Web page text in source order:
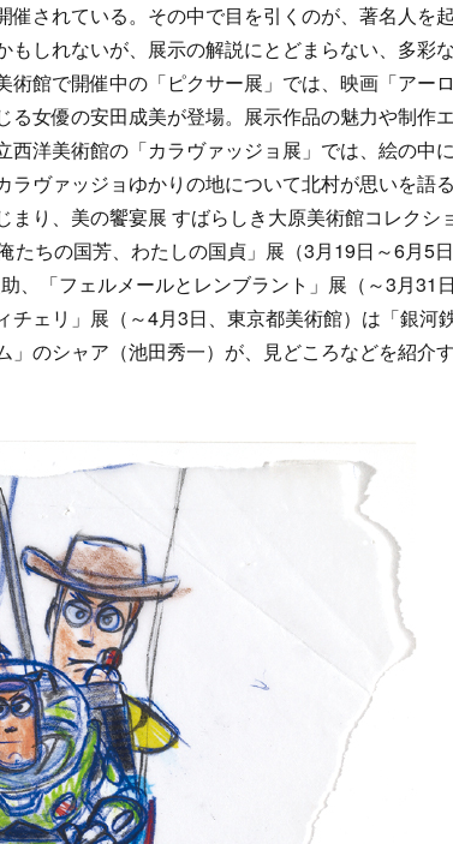
催されている。その中で目を引くのが、著名人を
しれないが、展示の解説にとどまらない、多彩
館で開催中の「ピクサー展」では、映画「アー
る女優の安田成美が登場。展示作品の魅力や制作
洋美術館の「カラヴァッジョ展」では、絵の中
ヴァッジョゆかりの地について北村が思いを語
り、美の饗宴展 すばらしき大原美術館コレクシ
ちの国芳、わたしの国貞」展（3月19日～6月5日
、「フェルメールとレンブラント」展（～3月31
チェリ」展（～4月3日、東京都美術館）は「銀河
」のシャア（池田秀一）が、見どころなどを紹介